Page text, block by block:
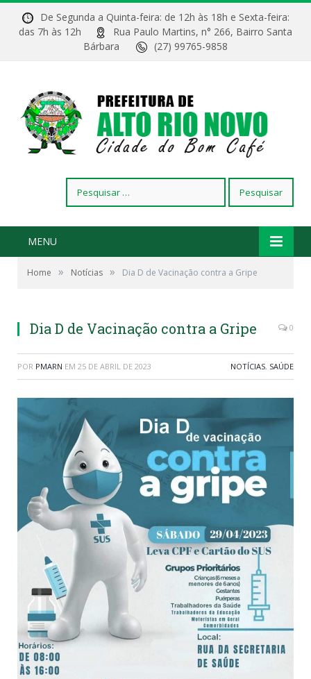
De Segunda a Quinta-feira: de 12h às 18h e Sexta-feira:
das 7h às 12h
Rua Paulo Martins, n° 266, Bairro Santa
Bárbara
(27) 99765-9858
por:
MENU
Home » Notícias » Dia D de Vacinação contra a Gripe
Dia D de Vacinação contra a Gripe 0
POR PMARN EM 25 DE ABRIL DE 2023 NOTÍCIAS, SAÚDE